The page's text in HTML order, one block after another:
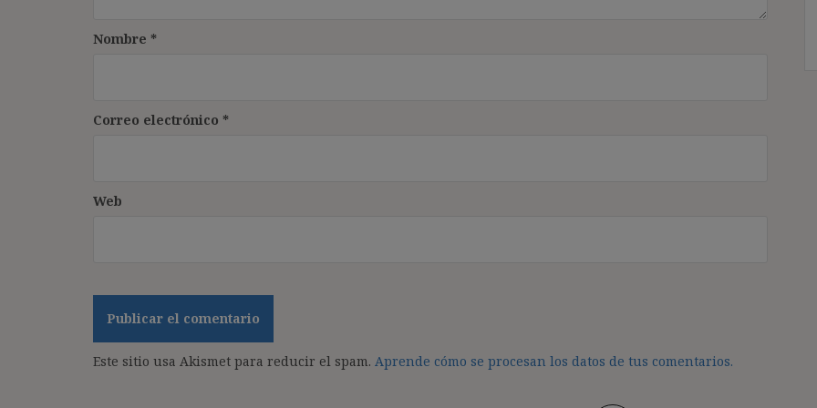
Nombre *
Correo electrónico *
Web
Este sitio usa Akismet para reducir el spam. Aprende cómo se procesan los datos de tus comentarios.